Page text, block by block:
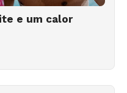
e um calor